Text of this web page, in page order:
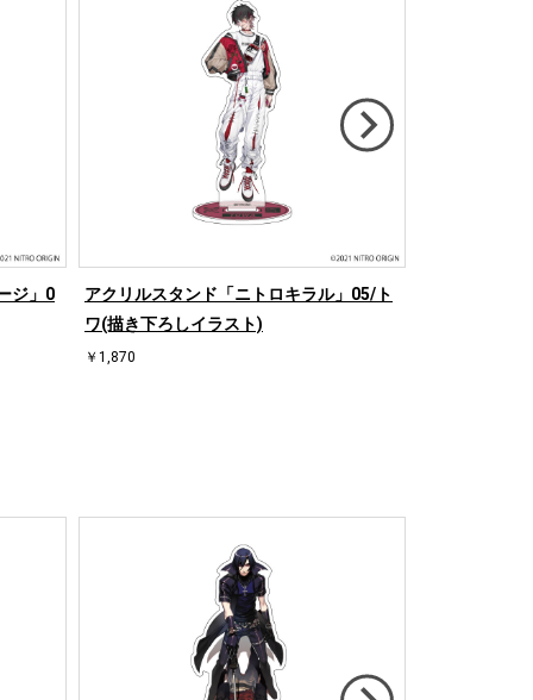
ジ」0
アクリルスタンド「ニトロキラル」05/ト
ワ(描き下ろしイラスト)
￥1,870